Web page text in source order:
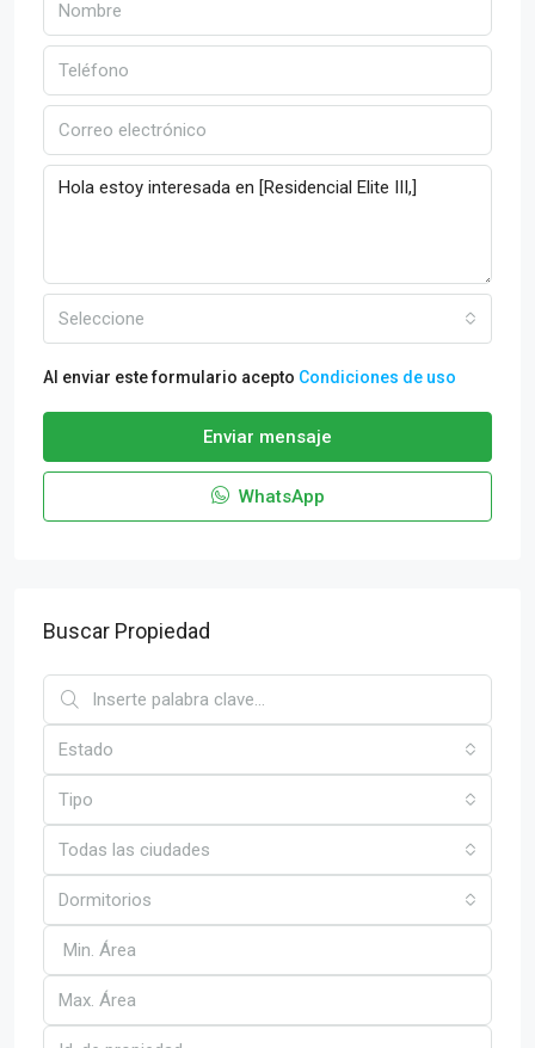
Seleccione
Al enviar este formulario acepto Condiciones de uso
Enviar mensaje
WhatsApp
Buscar Propiedad
Estado
Tipo
Todas las ciudades
Dormitorios